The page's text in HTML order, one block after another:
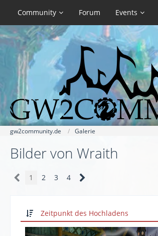
Community Forum Events
gw2community.de Galerie
Bilder von Wraith
1 2 3 4
Zeitpunkt des Hochladens